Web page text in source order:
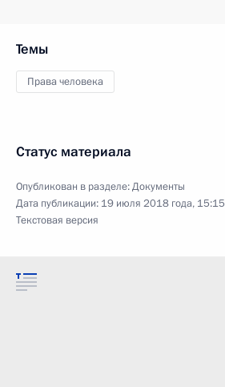
Темы
Права человека
Статус материала
Опубликован в разделе:Документы
Дата публикации: 19 июля 2018 года, 15:15
Текстовая версия